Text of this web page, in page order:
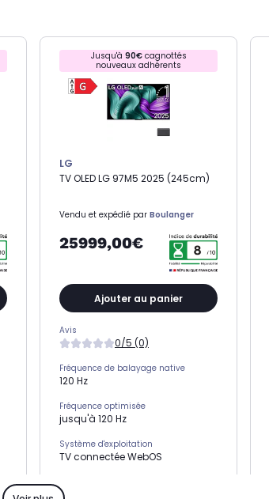
Jusqu'à 90€cagnottés
nouveaux adhérents
LG
TV OLED LG 97M5 2025 (245cm)
Vendu et expédié par Boulanger
25999,00€
Ajouter au panier
Avis
0/5 (0)
Fréquence de balayage native
120 Hz
Fréquence optimisée
jusqu'à 120 Hz
Système d'exploitation
TV connectée WebOS
x3